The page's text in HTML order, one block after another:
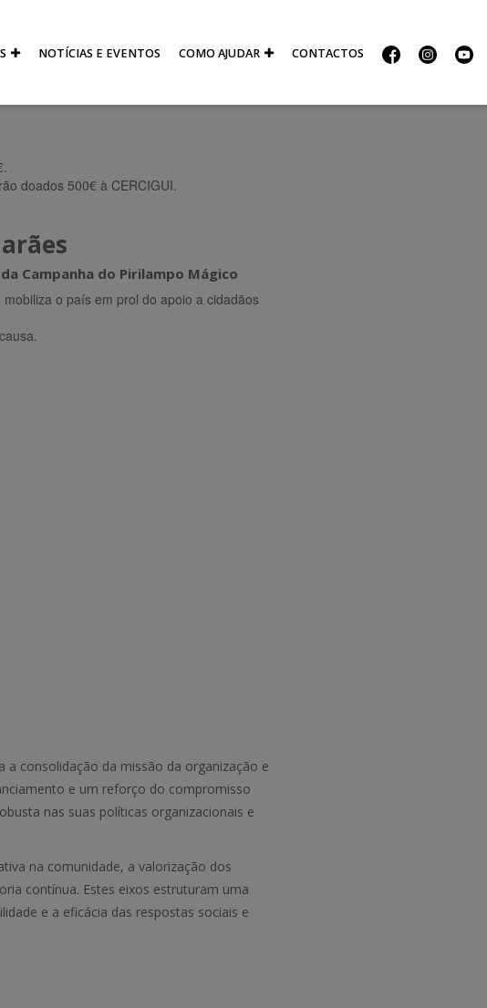
NOTÍCIAS E EVENTOS COMO AJUDAR CONTACTOS
doados 500€ à CERCIGUI.
Campanha do Pirilampo Mágico
o país em prol do apoio a cidadãos
a consolidação da missão da organização e
e um reforço do compromisso
nas suas políticas organizacionais e
na comunidade, a valorização dos
contínua. Estes eixos estruturam uma
e a eficácia das respostas sociais e